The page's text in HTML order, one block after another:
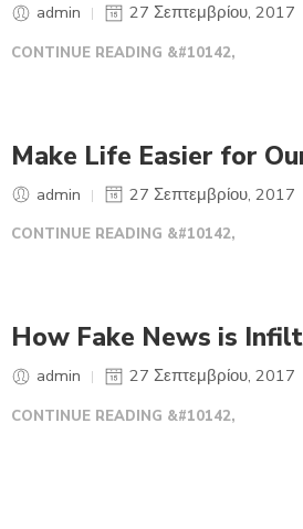
admin 27 Σεπτεμβρίου, 2017
CONTINUE READING &#10142,
Make Life Easier for
admin 27 Σεπτεμβρίου, 2017
CONTINUE READING &#10142,
How Fake News is
admin 27 Σεπτεμβρίου, 2017
CONTINUE READING &#10142,